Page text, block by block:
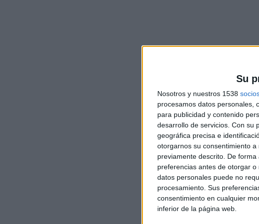
Su
Nosotros y nuestros 1538
procesamos datos personales,
para publicidad y contenido
desarrollo de servicios. Con su
geográfica precisa e
otorgarnos su consentimiento
previamente descrito. De
preferencias antes de otorgar o
datos personales puede no
procesamiento. Sus
consentimiento en cualquier
inferior de la página web.